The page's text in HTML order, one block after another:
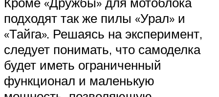
подходят так же пилы «Урал» и
«Тайга». Решаясь на эксперимент,
следует понимать, что самоделка
будет иметь ограниченный
функционал и маленькую